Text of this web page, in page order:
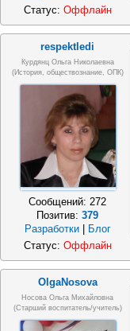
Статус: Оффлайн
respektledi
Курдянц Ольга Николаевна
(история, обществознание, ОПК)
Сообщений: 272
Позитив:379
Разработки | Блог
Статус: Оффлайн
OlgaNosova
Носова Ольга Михайловна
(старший воспитатель/учитель)